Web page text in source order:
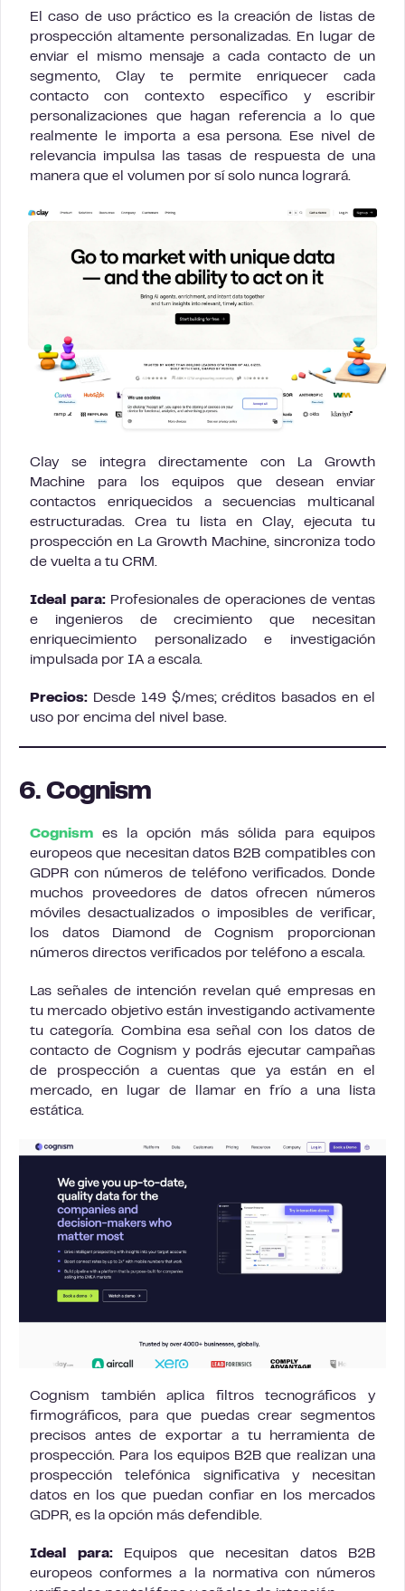
El caso de uso práctico es la creación de listas de
prospección altamente personalizadas. En lugar de
enviar el mismo mensaje a cada contacto de un
segmento, Clay te permite enriquecer cada
contacto con contexto específico y escribir
personalizaciones que hagan referencia a lo que
realmente le importa a esa persona. Ese nivel de
relevancia impulsa las tasas de respuesta de una
manera que el volumen por sí solo nunca logrará.
Clay se integra directamente con La Growth
Machine para los equipos que desean enviar
contactos enriquecidos a secuencias multicanal
estructuradas. Crea tu lista en Clay, ejecuta tu
prospección en La Growth Machine, sincroniza todo
de vuelta a tu CRM.
Ideal para: Profesionales de operaciones de ventas
e ingenieros de crecimiento que necesitan
enriquecimiento personalizado e investigación
impulsada por IA a escala.
Precios: Desde 149 $/mes; créditos basados en el
uso por encima del nivel base.
6. Cognism
Cognism es la opción más sólida para equipos
europeos que necesitan datos B2B compatibles con
GDPR con números de teléfono verificados. Donde
muchos proveedores de datos ofrecen números
móviles desactualizados o imposibles de verificar,
los datos Diamond de Cognism proporcionan
números directos verificados por teléfono a escala.
Las señales de intención revelan qué empresas en
tu mercado objetivo están investigando activamente
tu categoría. Combina esa señal con los datos de
contacto de Cognism y podrás ejecutar campañas
de prospección a cuentas que ya están en el
mercado, en lugar de llamar en frío a una lista
estática.
Cognism también aplica filtros tecnográficos y
firmográficos, para que puedas crear segmentos
precisos antes de exportar a tu herramienta de
prospección. Para los equipos B2B que realizan una
prospección telefónica significativa y necesitan
datos en los que puedan confiar en los mercados
GDPR, es la opción más defendible.
Ideal para:Equipos que necesitan datos B2B
europeos conformes a la normativa con números